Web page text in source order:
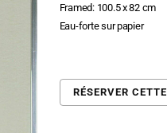
Framed: 100.5 x 82 cm
Eau-forte sur papier
RÉSERVER